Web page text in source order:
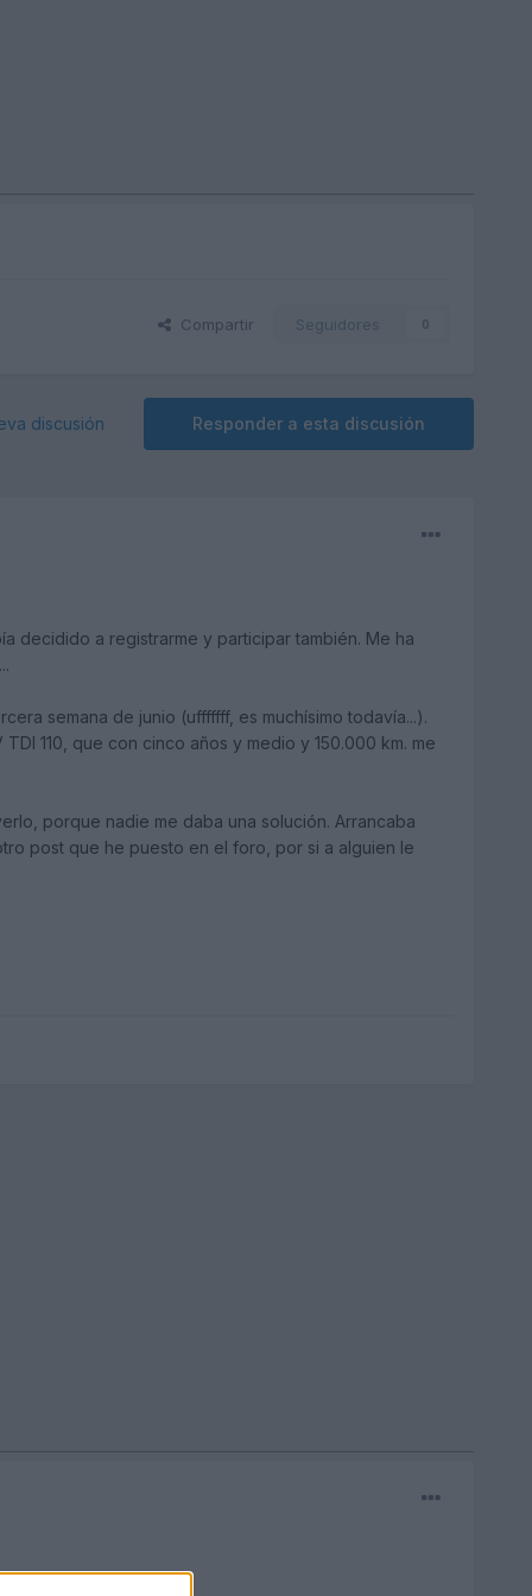
Compartir Seguidores 0
Responder a esta discusión
discusión
decidido a registrarme y participar también. Me ha
semana de junio (ufffffff, es muchísimo todavía...).
110, que con cinco años y medio y 150.000 km. me
porque nadie me daba una solución. Arrancaba
post que he puesto en el foro, por si a alguien le